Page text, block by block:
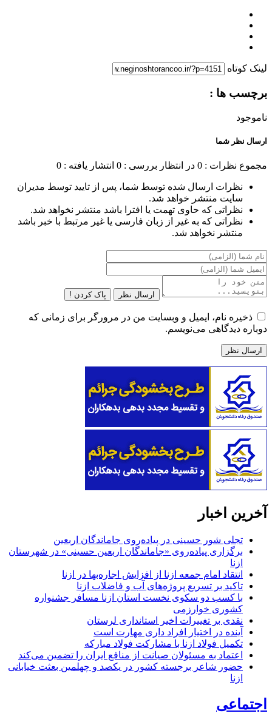
لینک کوتاه
برچسب ها :
ناموجود
ارسال نظر شما
مجموع نظرات : 0 در انتظار بررسی : 0 انتشار یافته : 0
نظرات ارسال شده توسط شما، پس از تایید توسط مدیران
سایت منتشر خواهد شد.
نظراتی که حاوی تهمت یا افترا باشد منتشر نخواهد شد.
نظراتی که به غیر از زبان فارسی یا غیر مرتبط با خبر باشد
منتشر نخواهد شد.
ارسال نظر پاک کردن !
ذخیره نام، ایمیل و وبسایت من در مرورگر برای زمانی که
دوباره دیدگاهی می‌نویسم.
آخرین اخبار
تجلی شور حسینی در پیاده‌روی جاماندگان اربعین
برگزاری پیاده‌روی «جاماندگان اربعین حسینی» در شهرستان
ازنا
انتقاد امام جمعه ازنا از افزایش اجاره‌بها در ازنا
تاکید بر تسریع پروژه‌های آب و فاضلاب ازنا
با کسب دو سکوی نخست استان ازنا مسافر جشنواره
کشوری خوارزمی
نقدی بر تغییرات اخیر استانداری لرستان
آینده در اختیار افراد داری مهارت است
تکمیل فولاد ازنا با مشارکت فولاد مبارکه
اعتماد به مسئولان صیانت از منافع ایران را تضمین می‌کند
حضور شاعر برجسته کشور در یکصد و چهلمین بعثت خیابانی
ازنا
اجتماعی